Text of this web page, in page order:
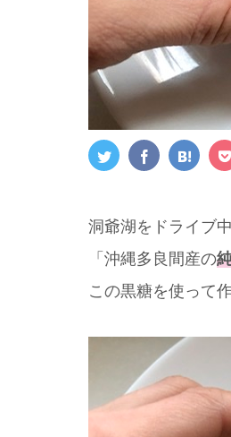
洞爺湖をドライブ
「沖縄多良間産の
この黒糖を使って